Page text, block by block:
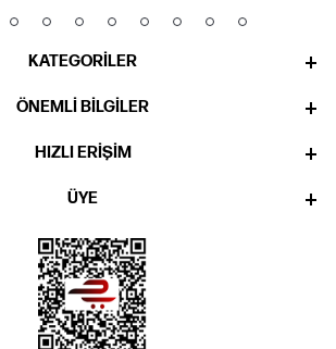
KATEGORILER
ÖNEMLI BILGILER
HIZLI ERIŞIM
ÜYE